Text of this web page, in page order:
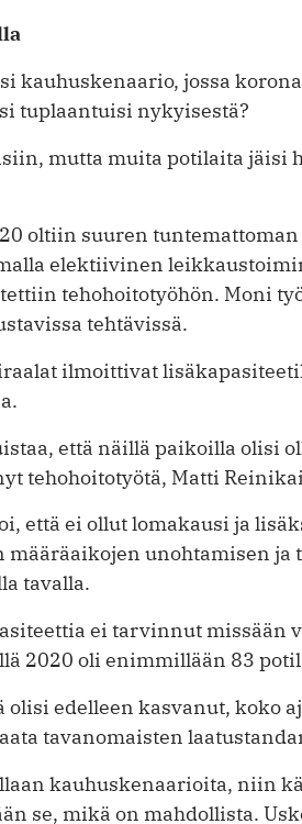
kauhuskenaario, jossa
tuplaantuisi nykyisestä?
mutta muita potilaita jäisi
oltiin suuren
elektiivinen
tehohoitotyöhön. Moni
tehtävissä.
ilmoittivat
että näillä paikoilla olisi
tehohoitotyötä, Matti
että ei ollut lomakausi ja
määräaikojen unohtamisen
tavalla.
ei tarvinnut missään
2020 oli enimmillään 83
olisi edelleen kasvanut, koko
tavanomaisten
kauhuskenaarioita, niin
se, mikä on mahdollista.